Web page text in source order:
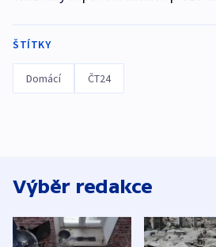
ŠTÍTKY
Domácí ČT24
Výběr redakce